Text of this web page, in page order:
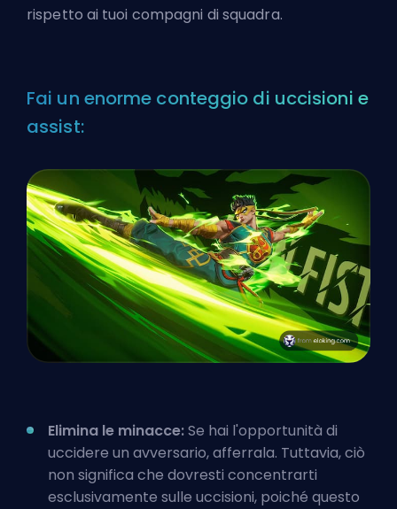
rispetto ai tuoi compagni di squadra.
Fai un enorme conteggio di uccisioni e
assist:
Elimina le minacce:Se hai l'opportunità di
uccidere un avversario, afferrala. Tuttavia, ciò
non significa che dovresti concentrarti
esclusivamente sulle uccisioni, poiché questo